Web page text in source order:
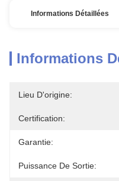
Informations Détaillées
Informations
Lieu D'origine:
Certification:
Garantie:
Puissance De Sortie: